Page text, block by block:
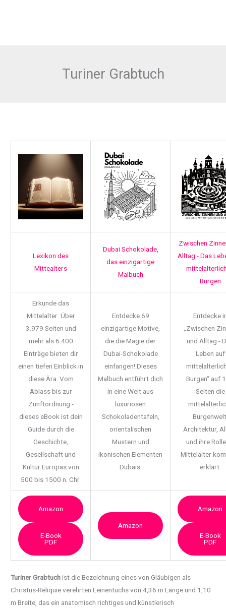
Turiner Grabtuch
Lexikon des
Mittealters
Dubai Schokolade,
das einzigartige
Malbuch
Zwischen
Alltag - Das
Burgen
Erkunde das
Mittelalter: Über
3.979 Seiten und
mehr als 6.400
Einträge bieten dir
einen tiefen Einblick in
diese Ära. Vom
Ablass bis zur
Zunftordnung -
dieses eBook ist dein
Guide durch die
Geschichte,
Gesellschaft und
Kultur Europas von
500 bis 1500 n. Chr.
Entdecke 69
einzigartige Motive,
die die Magie der
Dubai-Schokolade
einfangen! Dieses
Malbuch entführt dich
in eine Welt aus
luxuriösen
Schokoladentafeln,
orientalischen
Mustern und
ikonischen Elementen
Dubais.
Entdecke
„Zwischen
und Alltag -
Leben auf
Burgen“ auf
Seiten die
Architektur,
und ihre
Mittelalter
erklärt.
Amazon
E-Book
PDF
Amazon
Amazon
E-Book
PDF
Turiner Grabtuchist die Bezeichnung eines von Gläubigen als
Christus-Reliquie verehrten Leinentuchs von 4,36 m Länge und 1,10
m Breite, das ein anatomisch richtiges und künstlerisch